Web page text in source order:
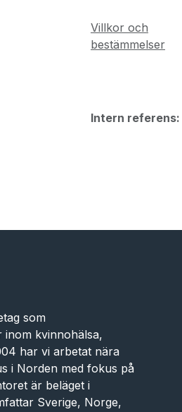
Villkor och
bestämmelser
Intern referens:
som
kvinnohälsa,
har vi arbetat nära
i Norden med fokus på
är beläget i
Sverige, Norge,